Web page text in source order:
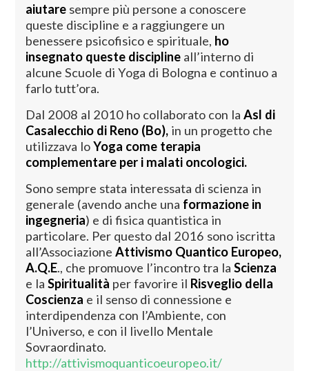
aiutaresempre più persone a conoscere
queste discipline e a raggiungere un
benessere psicofisico e spirituale, ho
insegnato queste disciplineall’interno di
alcune Scuole di Yoga di Bologna e continuo a
farlo tutt’ora.
Dal 2008 al 2010 ho collaborato con la Asl di
Casalecchio di Reno (Bo),in un progetto che
utilizzava loYoga come terapia
complementare per i malati oncologici.
Sono sempre stata interessata di scienza in
generale (avendo anche una formazione in
ingegneria) e di fisica quantistica in
particolare. Per questo dal 2016 sono iscritta
all’Associazione Attivismo Quantico Europeo,
A.Q.E., che promuove l’incontro tra la Scienza
e la Spiritualità per favorire il Risveglio della
Coscienza e il senso di connessione e
interdipendenza con l’Ambiente, con
l’Universo, e con il livello Mentale
Sovraordinato.
http://attivismoquanticoeuropeo.it/